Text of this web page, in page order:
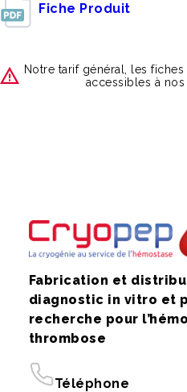
Fiche Produit
Notre tarif général, les
accessibles à
Fabrication et
diagnostic in vitro et
recherche pour
thrombose
Téléphone